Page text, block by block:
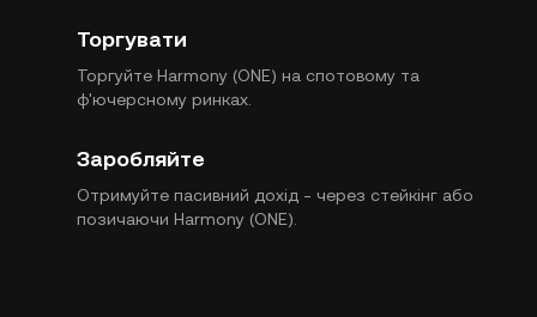
Торгувати
Торгуйте Harmony (ONE) на спотовому та
ф'ючерсному ринках.
Заробляйте
Отримуйте пасивний дохід - через стейкінг або
позичаючи Harmony (ONE).